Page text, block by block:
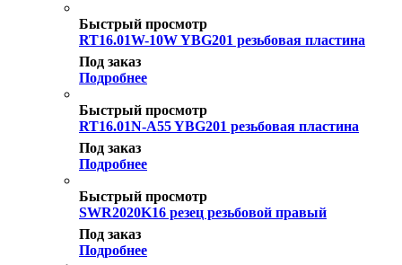
Быстрый просмотр
RT16.01W-10W YBG201 резьбовая пластина
Под заказ
Подробнее
Быстрый просмотр
RT16.01N-A55 YBG201 резьбовая пластина
Под заказ
Подробнее
Быстрый просмотр
SWR2020K16 резец резьбовой правый
Под заказ
Подробнее